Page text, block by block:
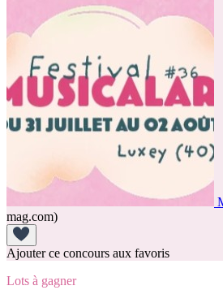
mag.com)
Ajouter ce concours aux favoris
Lots à gagner